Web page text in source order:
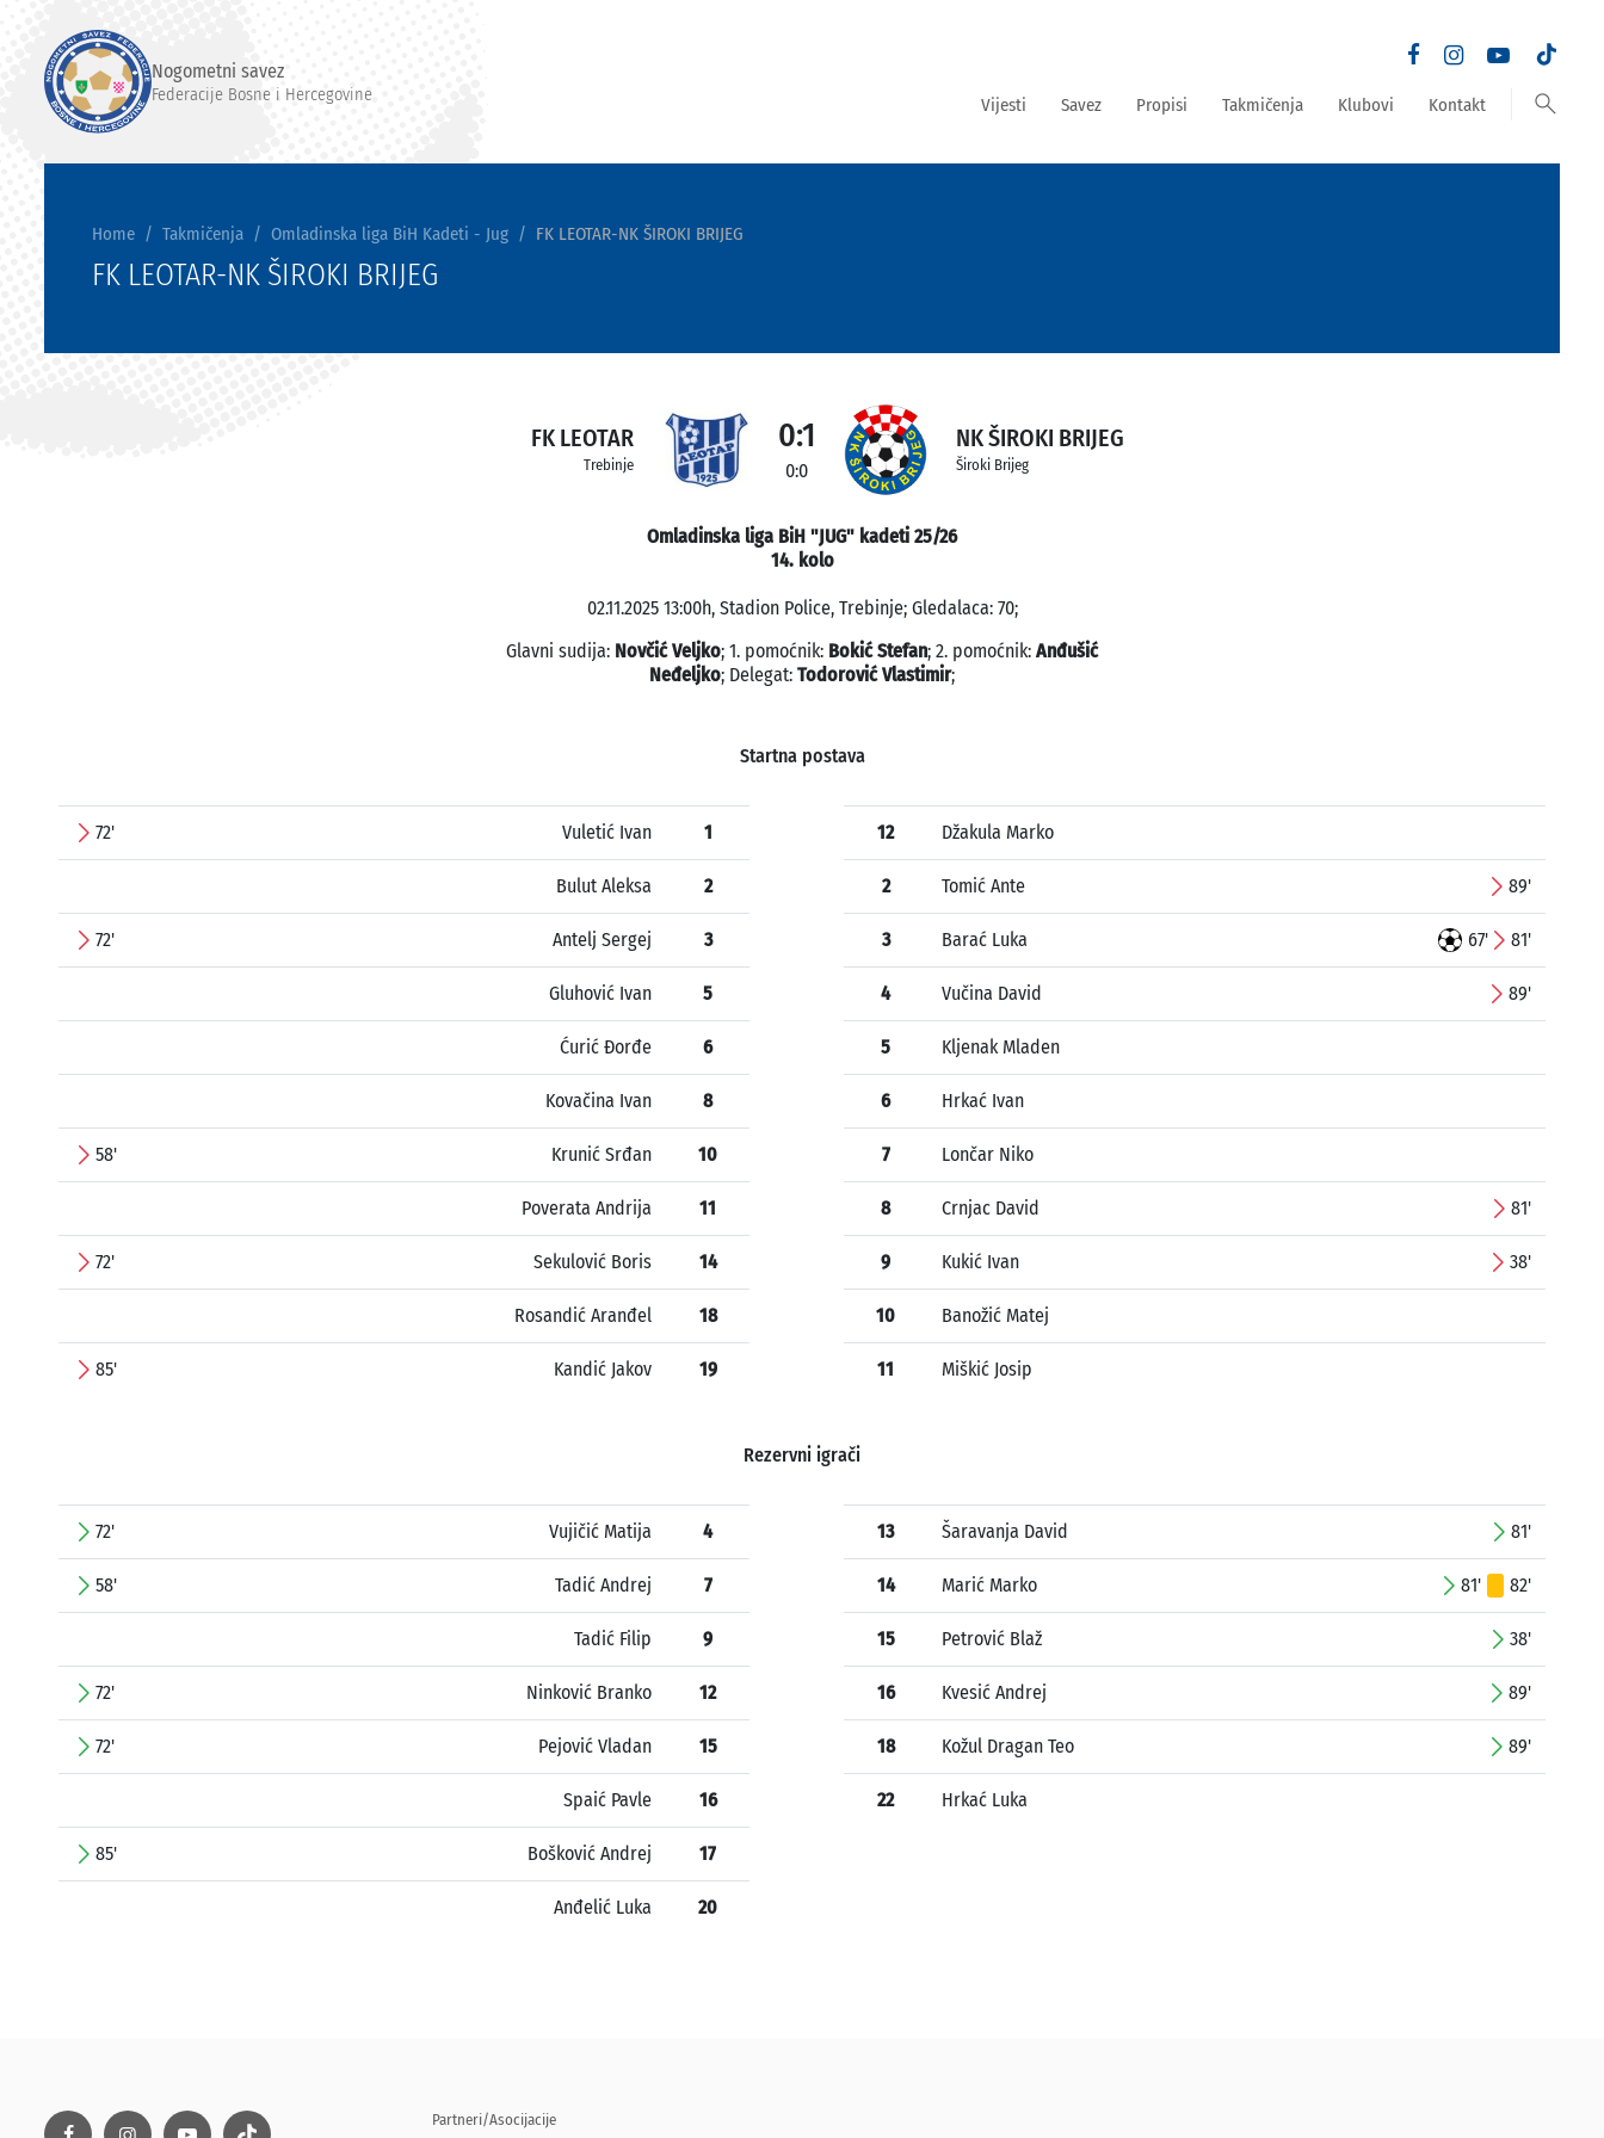
Nogometni savez
Federacije Bosne i Hercegovine Vijesti Savez Propisi Takmičenja Klubovi Kontakt search
Home Takmičenja Omladinska liga BiH Kadeti - Jug FK LEOTAR-NK ŠIROKI BRIJEG
FK LEOTAR-NK ŠIROKI BRIJEG
FK LEOTAR
Trebinje
0:1
0:0
NK ŠIROKI BRIJEG
Široki Brijeg
Omladinska liga BiH "JUG" kadeti 25/26
14. kolo
02.11.2025 13:00h, Stadion Police, Trebinje; Gledalaca: 70;
Glavni sudija: Novčić Veljko; 1. pomoćnik: Bokić Stefan; 2. pomoćnik: Anđušić
Neđeljko; Delegat: Todorović Vlastimir;
Startna postava
72' Vuletić Ivan 1
Bulut Aleksa 2
72' Antelj Sergej 3
Gluhović Ivan 5
Ćurić Đorđe 6
Kovačina Ivan 8
58' Krunić Srđan 10
Poverata Andrija 11
72' Sekulović Boris 14
Rosandić Aranđel 18
85' Kandić Jakov 19
12 Džakula Marko
2 Tomić Ante 89'
3 Barać Luka 67' 81'
4 Vučina David 89'
5 Kljenak Mladen
6 Hrkać Ivan
7 Lončar Niko
8 Crnjac David 81'
9 Kukić Ivan 38'
10 Banožić Matej
11 Miškić Josip
Rezervni igrači
72' Vujičić Matija 4
58' Tadić Andrej 7
Tadić Filip 9
72' Ninković Branko 12
72' Pejović Vladan 15
Spaić Pavle 16
85' Bošković Andrej 17
Anđelić Luka 20
13 Šaravanja David 81'
14 Marić Marko 81' 82'
15 Petrović Blaž 38'
16 Kvesić Andrej 89'
18 Kožul Dragan Teo 89'
22 Hrkać Luka
Partneri/Asocijacije